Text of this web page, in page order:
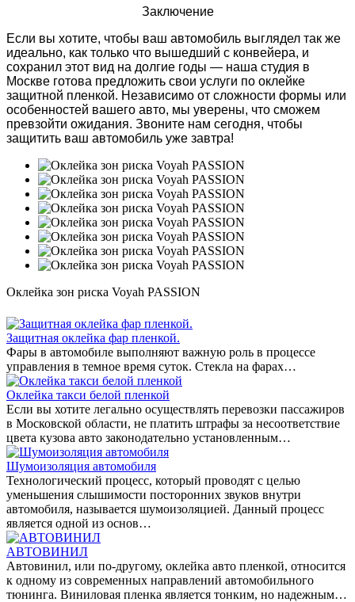
Заключение
Если вы хотите, чтобы ваш автомобиль выглядел так же
идеально, как только что вышедший с конвейера, и
сохранил этот вид на долгие годы — наша студия в
Москве готова предложить свои услуги по оклейке
защитной пленкой. Независимо от сложности формы или
особенностей вашего авто, мы уверены, что сможем
превзойти ожидания. Звоните нам сегодня, чтобы
защитить ваш автомобиль уже завтра!
Оклейка зон риска Voyah PASSION
Защитная оклейка фар пленкой.
Фары в автомобиле выполняют важную роль в процессе
управления в темное время суток. Стекла на фарах…
Оклейка такси белой пленкой
Если вы хотите легально осуществлять перевозки пассажиров
в Московской области, не платить штрафы за несоответствие
цвета кузова авто законодательно установленным…
Шумоизоляция автомобиля
Технологический процесс, который проводят с целью
уменьшения слышимости посторонних звуков внутри
автомобиля, называется шумоизоляцией. Данный процесс
является одной из основ…
АВТОВИНИЛ
Автовинил, или по-другому, оклейка авто пленкой, относится
к одному из современных направлений автомобильного
тюнинга. Виниловая пленка является тонким, но надежным…